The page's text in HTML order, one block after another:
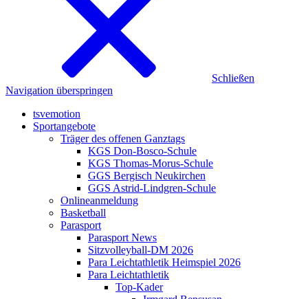
Schließen
Navigation überspringen
tsvemotion
Sportangebote
Träger des offenen Ganztags
KGS Don-Bosco-Schule
KGS Thomas-Morus-Schule
GGS Bergisch Neukirchen
GGS Astrid-Lindgren-Schule
Onlineanmeldung
Basketball
Parasport
Parasport News
Sitzvolleyball-DM 2026
Para Leichtathletik Heimspiel 2026
Para Leichtathletik
Top-Kader